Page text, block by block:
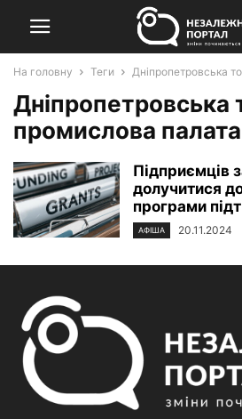
На головну Теги Дніпропетровська
Дніпропетровська
промислова палата
Підприємців
долучитися
програми
АФІША 20.11.2024